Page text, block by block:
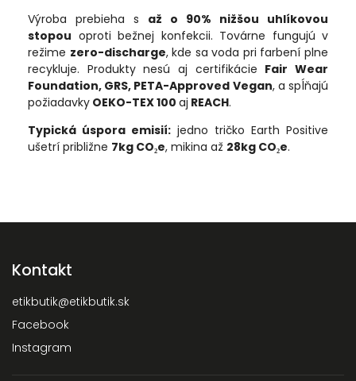
Výroba prebieha s až o 90% nižšou uhlíkovou
stopou oproti bežnej konfekcii. Továrne fungujú v
režime zero-discharge, kde sa voda pri farbení plne
recykluje. Produkty nesú aj certifikácie Fair Wear
Foundation, GRS, PETA-Approved Vegan, a spĺňajú
požiadavky OEKO-TEX 100 aj REACH.
Typická úspora emisií: jedno tričko Earth Positive
ušetrí približne 7kg CO₂e, mikina až 28kg CO₂e.
Kontakt
etikbutik@etikbutik.sk
Facebook
Instagram